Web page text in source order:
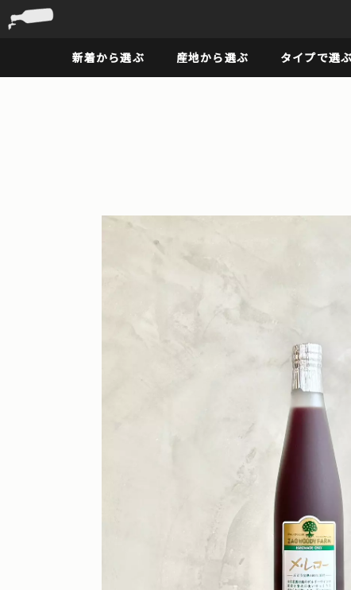
新着から選ぶ 産地から選ぶ タイプで選ぶ